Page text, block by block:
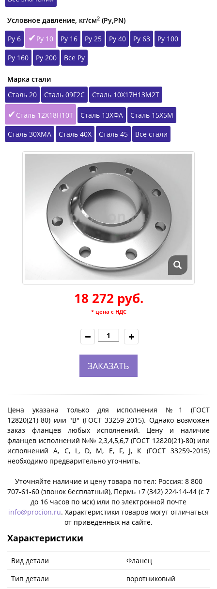
Условное давление, кг/см2 (Ру,РN)
Ру 6
Ру 10 Ру 16 Ру 25 Ру 40 Ру 63 Ру 100
Ру 160 Ру 200 Все Ру
Марка стали
Сталь 20
Сталь 09Г2С Сталь 10Х17Н13М2Т
Сталь 12Х18Н10Т Сталь 13ХФА Сталь 15Х5М
Сталь 30ХМА Сталь 40Х Сталь 45 Все стали
18 272 руб.
* цена с НДС
ЗАКАЗАТЬ
Цена указана только для исполнения №1 (ГОСТ
12820(21)-80) или "B" (ГОСТ 33259-2015). Однако возможен
заказ фланцев любых исполнений. Цену и наличие
фланцев исполнений №№ 2,3,4,5,6,7 (ГОСТ 12820(21)-80) или
исполнений A, C, L, D, M, E, F, J, К (ГОСТ 33259-2015)
необходимо предварительно уточнить.
Уточняйте наличие и цену товара по тел: Россия: 8 800
707-61-60 (звонок бесплатный), Пермь +7 (342) 224-14-44 (c 7
до 16 часов по мск) или по электронной почте
info@procion.ru. Характеристики товаров могут отличаться
от приведенных на сайте.
Характеристики
Вид детали
Фланец
Тип детали
воротниковый